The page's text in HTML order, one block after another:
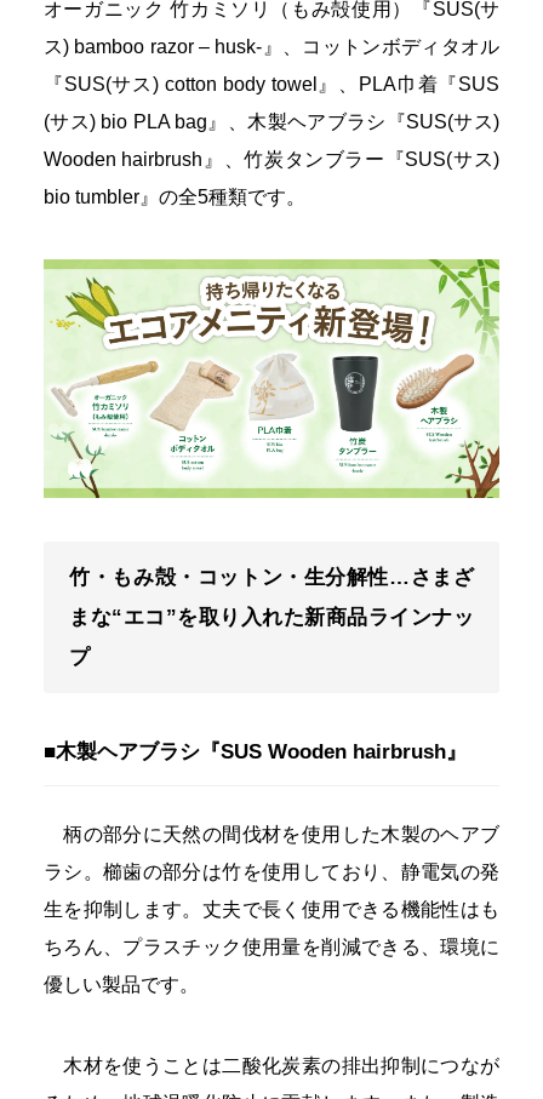
オーガニック 竹カミソリ（もみ殻使用）『SUS(サ
ス) bamboo razor – husk-』、コットンボディタオル
『SUS(サス) cotton body towel』、PLA巾着『SUS
(サス) bio PLA bag』、木製ヘアブラシ『SUS(サス)
Wooden hairbrush』、竹炭タンブラー『SUS(サス)
bio tumbler』の全5種類です。
竹・もみ殻・コットン・生分解性…さまざ
まな“エコ”を取り入れた新商品ラインナッ
プ
■木製ヘアブラシ『SUS Wooden hairbrush』
柄の部分に天然の間伐材を使用した木製のヘアブ
ラシ。櫛歯の部分は竹を使用しており、静電気の発
生を抑制します。丈夫で長く使用できる機能性はも
ちろん、プラスチック使用量を削減できる、環境に
優しい製品です。
木材を使うことは二酸化炭素の排出抑制につなが